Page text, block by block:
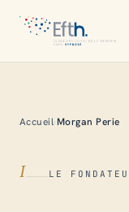
Accueil Morgan Perie
I LE